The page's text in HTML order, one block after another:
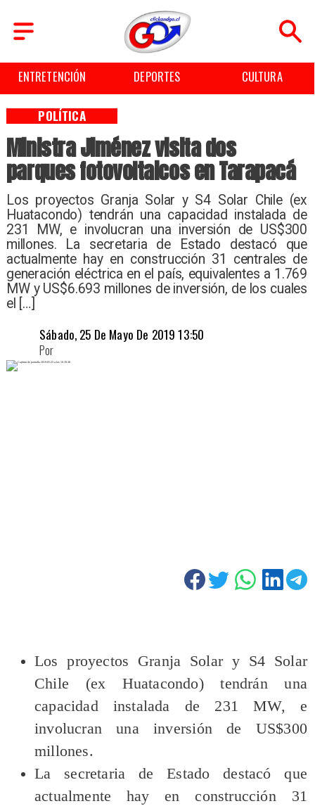
ENTRETENCIÓN DEPORTES CULTURA
Ministra Jiménez visita dos
parques fotovoltaicos en Tarapacá
Los proyectos Granja Solar y S4 Solar Chile (ex
Huatacondo) tendrán una capacidad instalada de
231 MW, e involucran una inversión de US$300
millones. La secretaria de Estado destacó que
actualmente hay en construcción 31 centrales de
generación eléctrica en el país, equivalentes a 1.769
MW y US$6.693 millones de inversión, de los cuales
el […]
POLÍTICA
Sábado, 25 De Mayo De 2019 13:50
Por
Los proyectos Granja Solar y S4 Solar
Chile (ex Huatacondo) tendrán una
capacidad instalada de 231 MW, e
involucran una inversión de US$300
millones.
La secretaria de Estado destacó que
actualmente hay en construcción 31